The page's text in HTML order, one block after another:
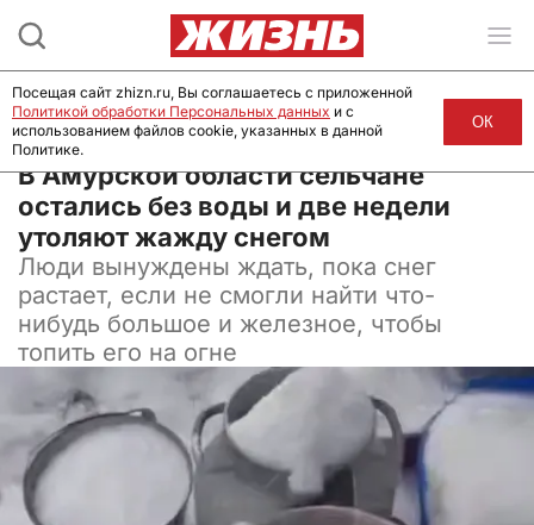
03 декабря 2025, 09:59
В Амурской области сельчане
остались без воды и две недели
утоляют жажду снегом
Люди вынуждены ждать, пока снег
растает, если не смогли найти что-
нибудь большое и железное, чтобы
топить его на огне
Посещая сайт zhizn.ru, Вы соглашаетесь с приложенной
Политикой обработки Персональных данных и с
использованием файлов cookie, указанных в данной
Политике.
ОК